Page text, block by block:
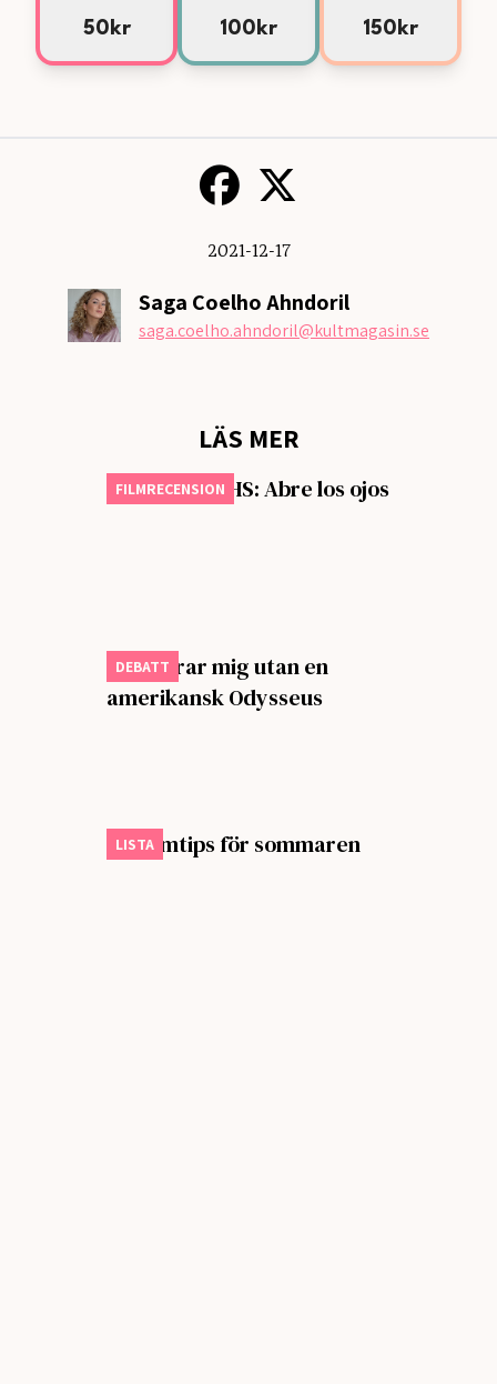
50kr 100kr 150kr
2021-12-17
Saga Coelho Ahndoril
saga.coelho.ahndoril@kultmagasin.se
LÄS MER
FILMRECENSION
Månadens VHS: Abre los ojos
DEBATT
Jag klarar mig utan en
amerikansk Odysseus
LISTA
Sju filmtips för sommaren